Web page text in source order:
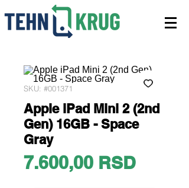
SKU: #001371
Apple iPad Mini 2 (2nd
Gen) 16GB - Space
Gray
7.600,00 RSDPrice